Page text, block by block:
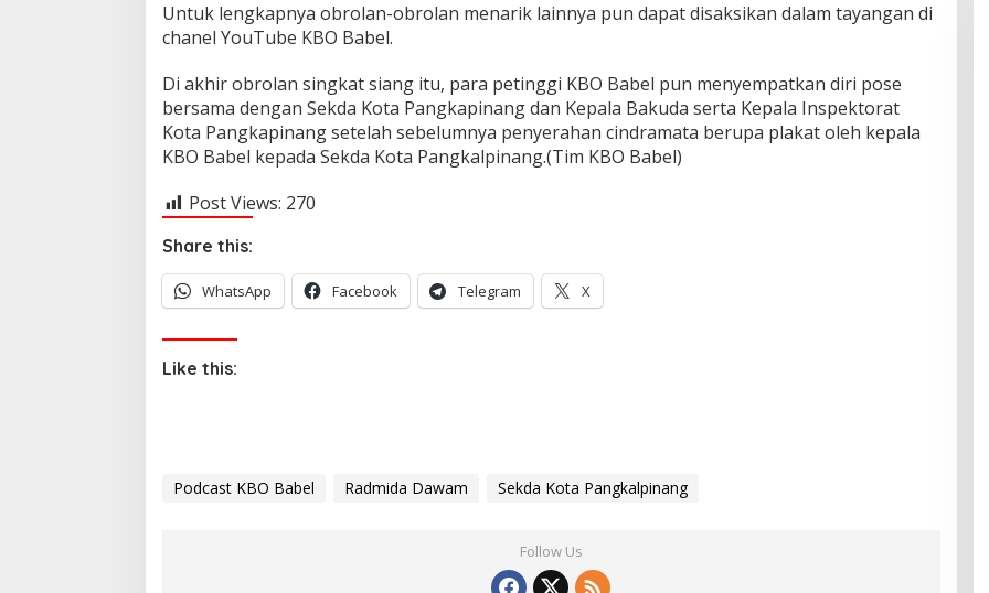
Untuk lengkapnya obrolan-obrolan menarik lainnya pun dapat disaksikan dalam tayangan di
chanel YouTube KBO Babel.
Di akhir obrolan singkat siang itu, para petinggi KBO Babel pun menyempatkan diri pose
bersama dengan Sekda Kota Pangkapinang dan Kepala Bakuda serta Kepala Inspektorat
Kota Pangkapinang setelah sebelumnya penyerahan cindramata berupa plakat oleh kepala
KBO Babel kepada Sekda Kota Pangkalpinang.(Tim KBO Babel)
Post Views: 270
Share this:
WhatsApp Facebook Telegram X
Like this:
Podcast KBO Babel Radmida Dawam Sekda Kota Pangkalpinang
Follow Us